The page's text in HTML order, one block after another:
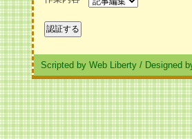
Scripted by Web Liberty / Designed